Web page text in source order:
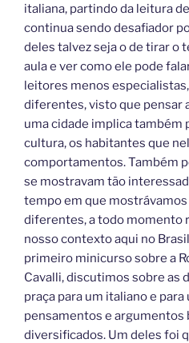
italiana, partindo da leitura
continua sendo desafiador
deles talvez seja o de tirar o
aula e ver como ele pode
leitores menos
diferentes, visto que pensar
uma cidade implica também
cultura, os habitantes que
comportamentos. Também
se mostravam tão
tempo em que mostrávamos
diferentes, a todo momento
nosso contexto aqui no
primeiro minicurso sobre a
Cavalli, discutimos sobre as
praça para um italiano e
pensamentos e
diversificados. Um deles foi